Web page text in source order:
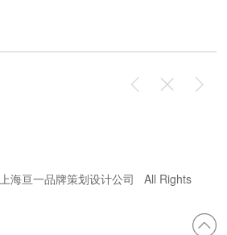
海亘一品牌策划设计公司 All Rights